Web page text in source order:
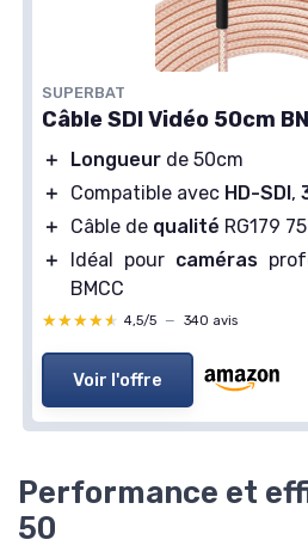
SUPERBAT
Câble SDI Vidéo 50cm
＋ Longueur de 50cm
＋
Compatible avec HD-SDI ,
＋
Câble de qualité RG179
＋
Idéal pour caméras
BMCC
★★★★★
★★★★★ 4,5/5 — 340 avis
Voir l'offre
Performance et
50